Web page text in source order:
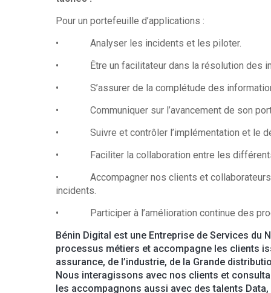
Pour un portefeuille d’applications :
• Analyser les incidents et les piloter.
• Être un facilitateur dans la résolution des
• S’assurer de la complétude des
• Communiquer sur l’avancement de son
• Suivre et contrôler l’implémentation et le
• Faciliter la collaboration entre les
• Accompagner nos clients et collaborateurs
incidents.
• Participer à l’amélioration continue des
Bénin Digital est une Entreprise de Services du
processus métiers et accompagne les clients
assurance, de l’industrie, de la Grande
Nous interagissons avec nos clients et
les accompagnons aussi avec des talents